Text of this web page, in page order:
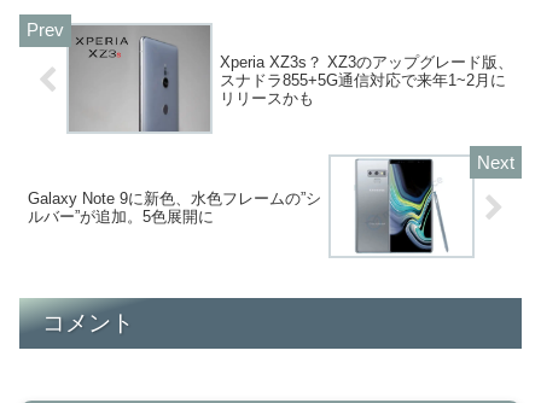
Xperia XZ3s？ XZ3のアップグレード版、
スナドラ855+5G通信対応で来年1~2月に
リリースかも
Galaxy Note 9に新色、水色フレームの”シ
ルバー”が追加。5色展開に
コメント